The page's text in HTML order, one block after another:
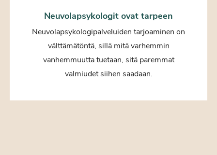
Neuvolapsykologit ovat tarpeen
Neuvolapsykologipalveluiden tarjoaminen on
välttämätöntä, sillä mitä varhemmin
vanhemmuutta tuetaan, sitä paremmat
valmiudet siihen saadaan.